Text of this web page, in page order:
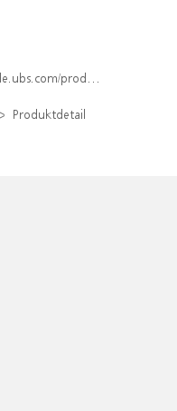
index/isin/DE000WA54LJ4
Produktdetail